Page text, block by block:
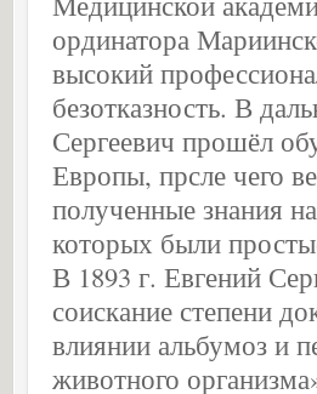
ординатора
высокий
безотказность. В
Сергеевич прошёл
Европы, прсле чего
полученные знания
которых были
В 1893 г. Евгений
соискание степени
влиянии альбумоз и
животного